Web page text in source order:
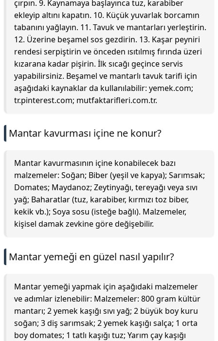
çırpın. 9. Kaynamaya başlayınca tuz, karabiber
ekleyip altını kapatın. 10. Küçük yuvarlak borcamın
tabanını yağlayın. 11. Tavuk ve mantarları yerleştirin.
12. Üzerine beşamel sos gezdirin. 13. Kaşar peyniri
rendesi serpiştirin ve önceden ısıtılmış fırında üzeri
kızarana kadar pişirin. İlk sıcağı geçince servis
yapabilirsiniz. Beşamel ve mantarlı tavuk tarifi için
aşağıdaki kaynaklar da kullanılabilir: yemek.com;
tr.pinterest.com; mutfaktarifleri.com.tr.
Mantar kavurması içine ne konur?
Mantar kavurmasının içine konabilecek bazı
malzemeler: Soğan; Biber (yeşil ve kapya); Sarımsak;
Domates; Maydanoz; Zeytinyağı, tereyağı veya sıvı
yağ; Baharatlar (tuz, karabiber, kırmızı toz biber,
kekik vb.); Soya sosu (isteğe bağlı). Malzemeler,
kişisel damak zevkine göre değişebilir.
Mantar yemeği en güzel nasıl yapılır?
Mantar yemeği yapmak için aşağıdaki malzemeler
ve adımlar izlenebilir: Malzemeler: 800 gram kültür
mantarı; 2 yemek kaşığı sıvı yağ; 2 büyük boy kuru
soğan; 3 diş sarımsak; 2 yemek kaşığı salça; 1 orta
boy domates; 1 tatlı kaşığı tuz; Yarım çay kaşığı